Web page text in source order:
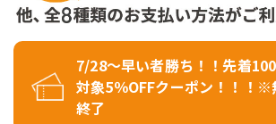
7/28～早い者勝ち！！先着
対象5％OFFクーポン！！！※
終了